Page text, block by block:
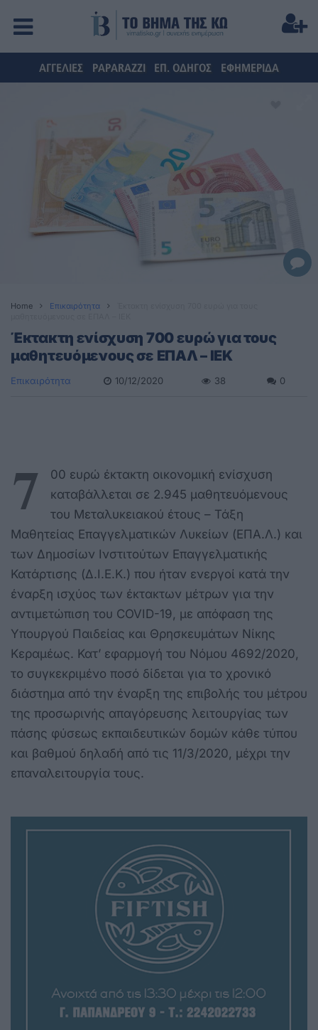
ΑΓΓΕΛΙΕΣ PAPARAZZI ΕΠ. ΟΔΗΓΟΣ ΕΦΗΜΕΡΙΔΑ
Home Επικαιρότητα
Έκτακτη ενίσχυση 700 ευρώ για τους
μαθητευόμενους σε ΕΠΑΛ – ΙΕΚ
Επικαιρότητα 10/12/2020 38 0
7
00 ευρώ έκτακτη οικονομική ενίσχυση
καταβάλλεται σε 2.945 μαθητευόμενους
του Μεταλυκειακού έτους – Τάξη
Μαθητείας Επαγγελματικών Λυκείων (ΕΠΑ.Λ.) και
των Δημοσίων Ινστιτούτων Επαγγελματικής
Κατάρτισης (Δ.Ι.Ε.Κ.) που ήταν ενεργοί κατά την
έναρξη ισχύος των έκτακτων μέτρων για την
αντιμετώπιση του COVID-19, με απόφαση της
Υπουργού Παιδείας και Θρησκευμάτων Νίκης
Κεραμέως. Κατ’ εφαρμογή του Νόμου 4692/2020,
το συγκεκριμένο ποσό δίδεται για το χρονικό
διάστημα από την έναρξη της επιβολής του μέτρου
της προσωρινής απαγόρευσης λειτουργίας των
πάσης φύσεως εκπαιδευτικών δομών κάθε τύπου
και βαθμού δηλαδή από τις 11/3/2020, μέχρι την
επαναλειτουργία τους.